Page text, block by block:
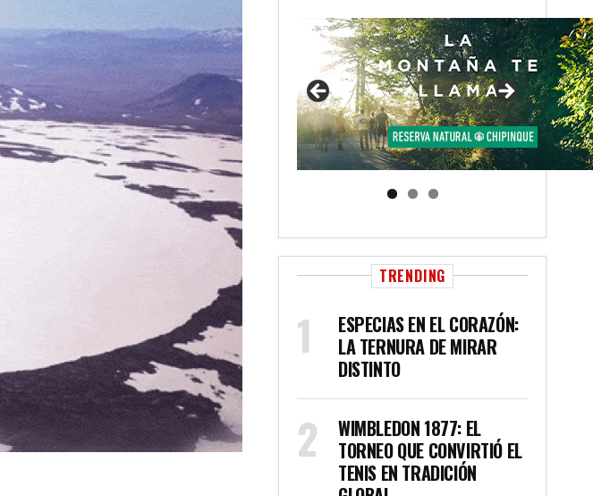
TRENDING
ESPECIAS EN EL CORAZÓN:
LA TERNURA DE MIRAR
DISTINTO
WIMBLEDON 1877: EL
TORNEO QUE CONVIRTIÓ EL
TENIS EN TRADICIÓN